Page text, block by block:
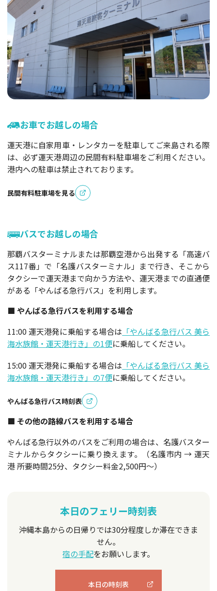
お車でお越しの場合
運天港に自家用車・レンタカーを駐車してご来島される際
は、必ず運天港周辺の民間有料駐車場をご利用ください。
港内への駐車は禁止されております。
民間有料駐車場を見る
バスでお越しの場合
那覇バスターミナルまたは那覇空港から出発する「高速バ
ス117番」で「名護バスターミナル」まで行き、そこから
タクシーで運天港まで向かう方法や、運天港までの直通便
がある「やんばる急行バス」を利用します。
■ やんばる急行バスを利用する場合
11:00 運天港発に乗船する場合は 「やんばる急行バス 美ら
海水族館・運天港行き」の1便に乗船してください。
15:00 運天港発に乗船する場合は 「やんばる急行バス 美ら
海水族館・運天港行き」の7便に乗船してください。
やんばる急行バス時刻表
■ その他の路線バスを利用する場合
やんばる急行以外のバスをご利用の場合は、名護バスター
ミナルからタクシーに乗り換えます。（名護市内 → 運天
港 所要時間25分、タクシー料金2,500円〜）
本日のフェリー時刻表
沖縄本島からの日帰りでは30分程度しか滞在できま
せん。
宿の手配をお願いします。
本日の時刻表